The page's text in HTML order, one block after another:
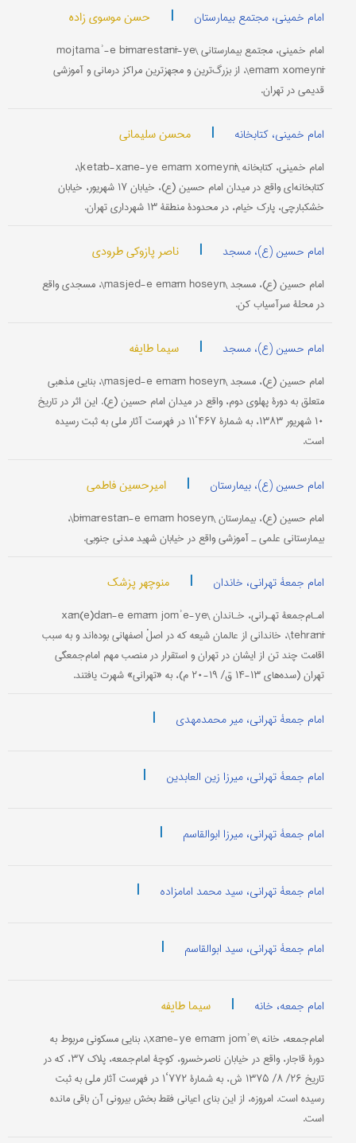
امام خمینی، مجتمع بیمارستان | حسن موسوی زاده
امام خمینی، مجتمع بیمارستانی \mojtamaʾ-e bīmārestānī-ye
emām xomeynī\، از بزرگ‌ترین و مجهزترین مراکز درمانی و آموزشی
قدیمی در تهران.
امام خمینی، کتابخانه | محسن سلیمانی
امام خمینی، کتابخانه \ketāb-xāne-ye emām xomeynī\،
کتابخانه‌ای واقع در میدان امام حسین (ع)، خیابان ۱۷ شهریور، خیابان
خشکبارچی، پارک خیام، در محدودۀ منطقۀ ۱۳ شهرداری تهران.
امام حسین (ع)، مسجد | ناصر پازوکی طرودی
امام حسین (ع)، مسجد \masjed-e emām hoseyn\، مسجدی واقع
در محلۀ سر‌آسیاب کن.
امام حسین (ع)، مسجد | سیما طایفه
امام حسین (ع)، مسجد \masjed-e emām hoseyn\، بنایی مذهبی
متعلق به دورۀ پهلوی دوم، واقع در میدان امام حسین (ع). این اثر در تاریخ
۱۰ شهریور ۱۳۸۳، به شمارۀ ۴۶۷‘۱۱ در فهرست آثار ملی به ثبت رسیده
است.
امام حسین (ع)، بیمارستان | امیرحسین فاطمی
امام حسین (ع)، بیمارستان \bīmārestān-e emām hoseyn\،
بیمارستانی علمی ـ آموزشی واقع در خیابان شهید مدنی جنوبی.
امام جمعۀ تهرانی، خاندان | منوچهر پزشک
امـام‌جمعۀ تهـرانی، خـاندان \xān(e)dān-e emām jomʾe-ye
tehrānī\، خاندانی از عالمان شیعه که در اصلْ اصفهانی بوده‌اند و به سبب
اقامت چند تن از ایشان در تهران و استقرار در منصب مهم امام‌جمعگی
تهران (سده‌های ۱۳-۱۴ ق/ ۱۹-۲۰ م)، به «تهرانی» شهرت یافتند.
امام جمعۀ تهرانی، میر محمدمهدی |
امام جمعۀ تهرانی، میرزا زین العابدین |
امام جمعۀ تهرانی، میرزا ابوالقاسم |
امام جمعۀ تهرانی، سید محمد امامزاده |
امام جمعۀ تهرانی، سید ابوالقاسم |
امام جمعه، خانه | سیما طایفه
امام‌جمعه، خانه \xāne-ye emām jomʾe\، بنایی مسکونی مربوط به
دورۀ قاجار، واقع در خیابان ناصرخسرو، کوچۀ امام‌جمعه، پلاک ۳۷، که در
تاریخ ۲۶/ ۸/ ۱۳۷۵ ش، به شمارۀ ۷۷۲‘۱ در فهرست آثار ملی به ثبت
رسیده است. امروزه، از این بنای اعیانی فقط بخش بیرونی آن باقی مانده
است.